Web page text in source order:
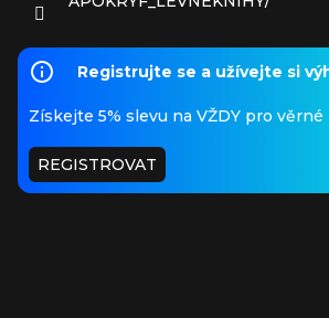
Registrujte se a užívejte si
Získejte 5% slevu na VŽDY pro
REGISTROVAT